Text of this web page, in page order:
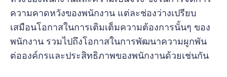
ความคาดหวังของพนักงาน แต่ละช่องว่างเปรียบ
เสมือนโอกาสในการเติมเต็มความต้องการนั้นๆ ของ
พนักงาน รวมไปถึงโอกาสในการพัฒนาความผูกพัน
ต่อองค์กรและประสิทธิภาพของพนักงานด้วยเช่นกัน